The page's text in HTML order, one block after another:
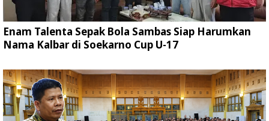
Enam Talenta Sepak Bola Sambas Siap Harumkan
Nama Kalbar di Soekarno Cup U-17